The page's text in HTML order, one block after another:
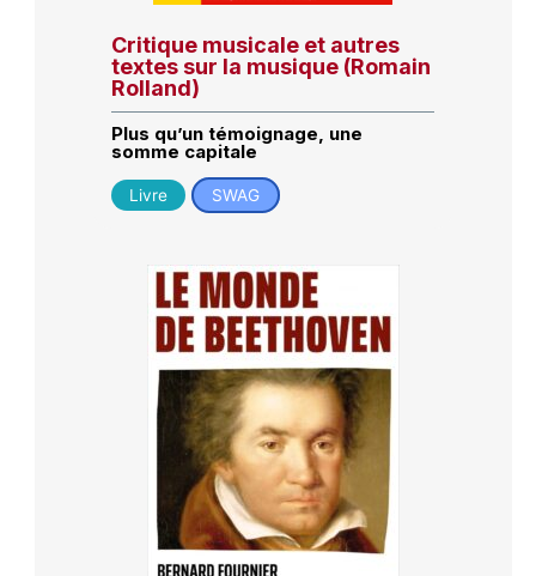
Critique musicale et autres
textes sur la musique (Romain
Rolland)
Plus qu’un témoignage, une
somme capitale
Livre SWAG